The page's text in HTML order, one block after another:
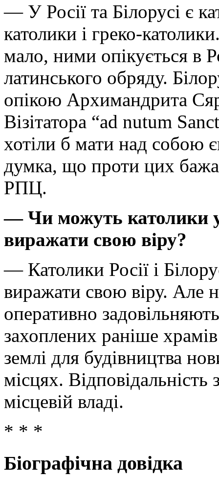
— У Росії та Білорусі є
католики і греко-
мало, ними опікується в
латинського обряду.
опікою Архимандрита
Вiзiтатора “ad nutum
хотіли б мати над собою
думка, що проти цих
РПЦ.
— Чи можуть католики у
виражати свою віру?
— Католики Росії і
виражати свою віру. Але
оперативно
захоплених раніше
землі для будівництва
місцях.
місцевій владі.
* * *
Біографічна довідка